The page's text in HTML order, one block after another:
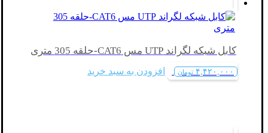
کابل شبکه لگراند UTP مس CAT6-حلقه 305 متری
۴,۴۲۰,۰۰۰ تومان افزودن به سبد خرید